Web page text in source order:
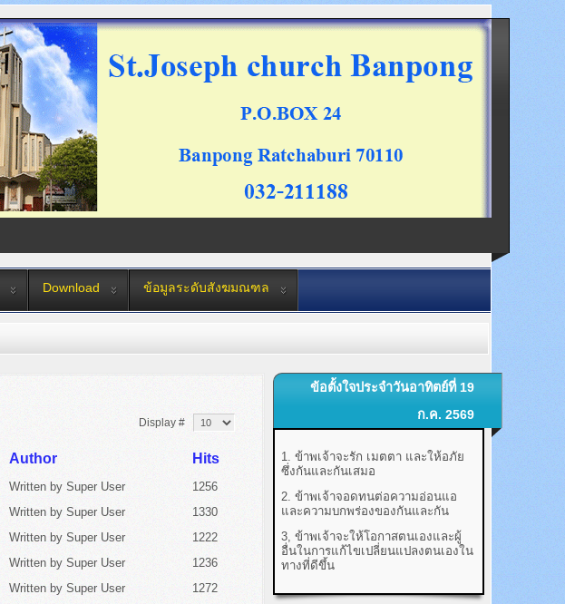
Download ข้อมูลระดับสังฆมณฑล
Display #
Author Hits
Written by Super User
1256
Written by Super User
1330
Written by Super User
1222
Written by Super User
1236
Written by Super User
1272
ข้อตั้งใจประจำวันอาทิตย์ที่ 19
ก.ค. 2569
1. ข้าพเจ้าจะรัก เมตตา และให้อภัย
ซึ่งกันและกันเสมอ
2. ข้าพเจ้าจอดทนต่อความอ่อนแอ
และความบกพร่องของกันและกัน
3, ข้าพเจ้าจะให้โอกาสตนเองและผู้
อื่นในการแก้ไขเปลี่ยนแปลงตนเองใน
ทางที่ดีขึ้น